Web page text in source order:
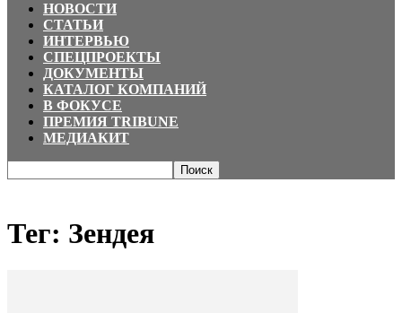
НОВОСТИ
СТАТЬИ
ИНТЕРВЬЮ
СПЕЦПРОЕКТЫ
ДОКУМЕНТЫ
КАТАЛОГ КОМПАНИЙ
В ФОКУСЕ
ПРЕМИЯ TRIBUNE
МЕДИАКИТ
Тег: Зендея